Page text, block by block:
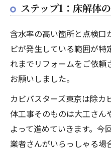
ステップ1：床解体
含水率の高い箇所と点検口
ビが発生している範囲が特
れまでリフォームをご依頼
お願いしました。
カビバスターズ東京は除
体工事そのものは大工さん
よって進めていきます。今
業者さんがいらっしゃる場